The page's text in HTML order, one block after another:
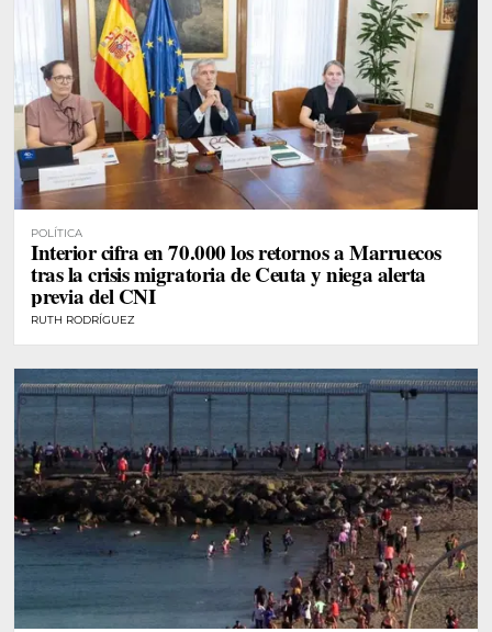
POLÍTICA
Interior cifra en 70.000 los retornos a Marruecos
tras la crisis migratoria de Ceuta y niega alerta
previa del CNI
RUTH RODRÍGUEZ